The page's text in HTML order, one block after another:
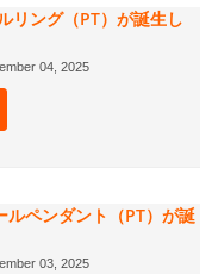
リング（PT）が誕生し
04, 2025
ペンダント（PT）が誕
03, 2025